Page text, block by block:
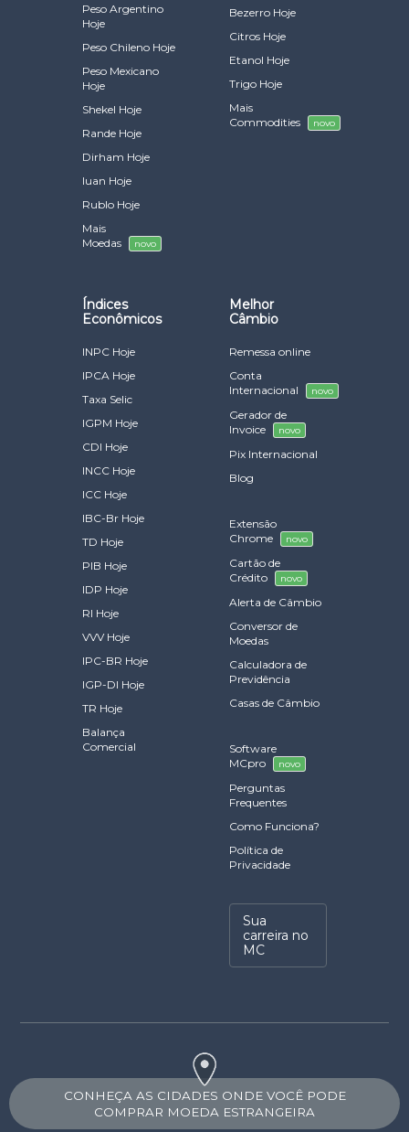
Peso Argentino
Hoje
Peso Chileno Hoje
Peso Mexicano
Hoje
Shekel Hoje
Rande Hoje
Dirham Hoje
Iuan Hoje
Rublo Hoje
Mais
Moedas
novo
Bezerro Hoje
Citros Hoje
Etanol Hoje
Trigo Hoje
Mais
Commodities
novo
Índices
Econômicos
INPC Hoje
IPCA Hoje
Taxa Selic
IGPM Hoje
CDI Hoje
INCC Hoje
ICC Hoje
IBC-Br Hoje
TD Hoje
PIB Hoje
IDP Hoje
RI Hoje
VVV Hoje
IPC-BR Hoje
IGP-DI Hoje
TR Hoje
Balança
Comercial
Melhor
Câmbio
Remessa online
Conta
Internacional
novo
Gerador de
Invoice
novo
Pix Internacional
Blog
Extensão
Chrome
novo
Cartão de
Crédito
novo
Alerta de Câmbio
Conversor de
Moedas
Calculadora de
Previdência
Casas de Câmbio
Software
MCpro
novo
Perguntas
Frequentes
Como Funciona?
Política de
Privacidade
Sua
carreira no
MC
CONHEÇA AS CIDADES ONDE VOCÊ PODE
COMPRAR MOEDA ESTRANGEIRA